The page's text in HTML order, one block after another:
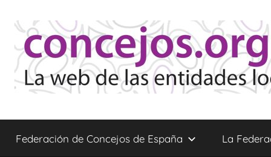
contenido
Concejos
web
de
Federación de Concejos de España La